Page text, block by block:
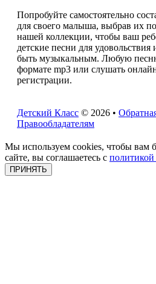
Попробуйте самостоятельно
для своего малыша, выбрав их
нашей коллекции, чтобы ваш
детские песни для
быть музыкальным. Любую
формате mp3 или слушать
регистрации.
Детский Класс © 2026 •
Правообладателям
Мы используем cookies, чтобы вам
сайте, вы соглашаетесь с политикой
ПРИНЯТЬ